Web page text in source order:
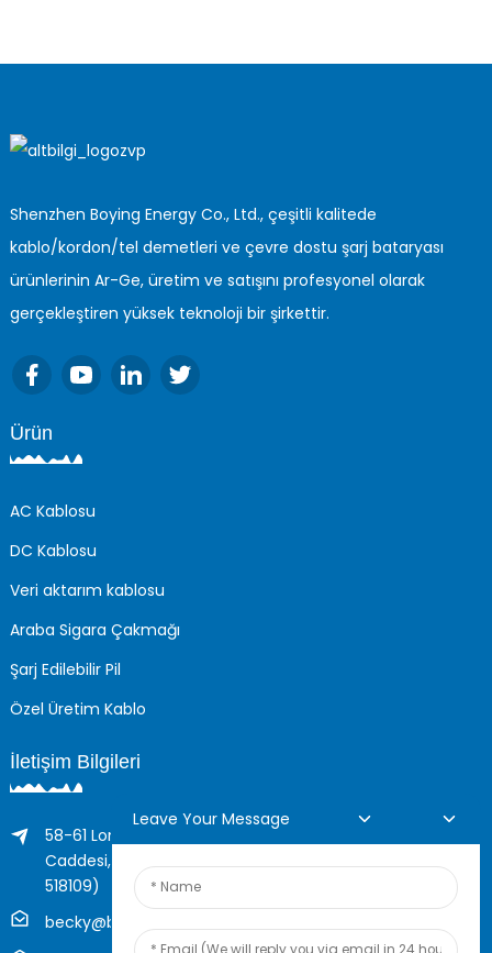
Shenzhen Boying Energy Co., Ltd., çeşitli kalitede
kablo/kordon/tel demetleri ve çevre dostu şarj bataryası
ürünlerinin Ar-Ge, üretim ve satışını profesyonel olarak
gerçekleştiren yüksek teknoloji bir şirkettir.
Ürün
AC Kablosu
DC Kablosu
Veri aktarım kablosu
Araba Sigara Çakmağı
Şarj Edilebilir Pil
Özel Üretim Kablo
İletişim Bilgileri
58-61 Longxing Binası, 205 Huarong Yolu, Dalang
Caddesi, Longhua Bölgesi, Shenzhen, Çin (Posta Kodu:
518109)
becky@boyingcable.com
Leave Your Message